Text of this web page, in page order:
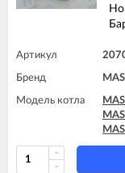
Артикул
Бренд
Модель котла